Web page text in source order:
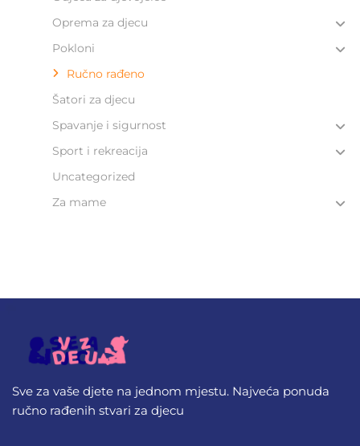
Oprema za djecu
Pokloni
Ručno rađeno
Šatori za djecu
Spavanje i sigurnost
Sport i rekreacija
Uncategorized
Za mame
Sve za vaše djete na jednom mjestu. Najveća ponuda
ručno rađenih stvari za djecu